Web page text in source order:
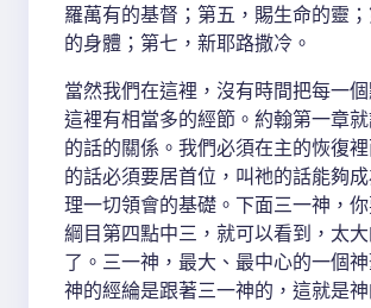
羅萬有的基督；第五，賜生命的靈
的身體；第七，新耶路撒冷。
當然我們在這裡，沒有時間把每一個
這裡有相當多的經節。約翰第一章
的話的關係。我們必須在主的恢復
的話必須要居首位，叫祂的話能夠
理一切領會的基礎。下面三一神，你
綱目第四點中三，就可以看到，太
了。三一神，最大、最中心的一個神
神的經綸是跟著三一神的，這就是